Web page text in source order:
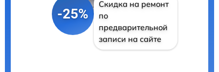
-25%
Скидка на ремонт
по
предварительной
записи на сайте